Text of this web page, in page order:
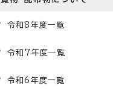
令和8年度一覧
令和7年度一覧
令和6年度一覧